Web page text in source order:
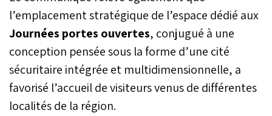
l’emplacement stratégique de l’espace dédié aux
Journées portes ouvertes, conjugué à une
conception pensée sous la forme d’une cité
sécuritaire intégrée et multidimensionnelle, a
favorisé l’accueil de visiteurs venus de différentes
localités de la région.